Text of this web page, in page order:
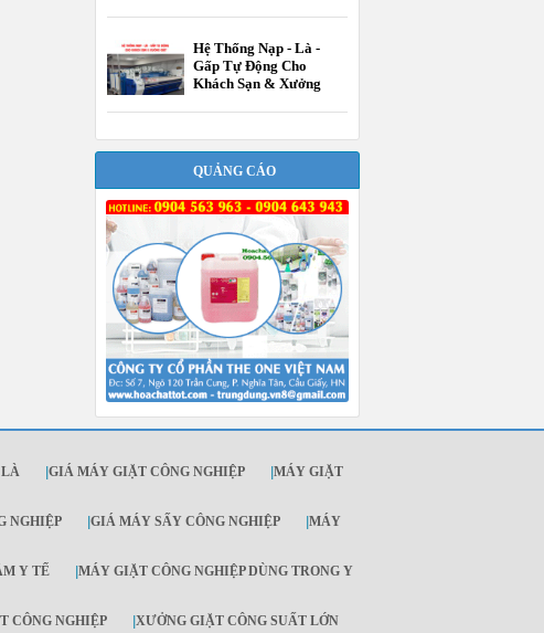
Hệ Thống Nạp - Là -
Gấp Tự Động Cho
Khách Sạn & Xưởng
QUẢNG CÁO
LÀ |GIÁ MÁY GIẶT CÔNG NGHIỆP |MÁY GIẶT
NGHIỆP |GIÁ MÁY SẤY CÔNG NGHIỆP |MÁY
Y TẾ |MÁY GIẶT CÔNG NGHIỆP DÙNG TRONG Y
CÔNG NGHIỆP |XƯỞNG GIẶT CÔNG SUẤT LỚN